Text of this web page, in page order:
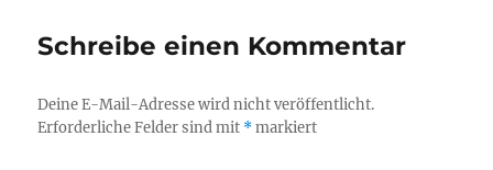
Schreibe einen Kommentar
Deine E-Mail-Adresse wird nicht veröffentlicht.
Erforderliche Felder sind mit *markiert